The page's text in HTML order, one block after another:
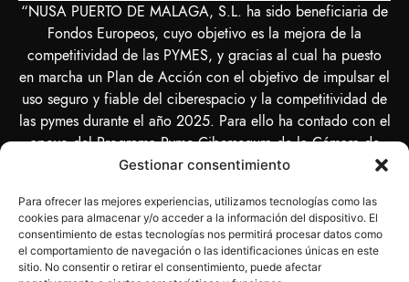
Gestionar consentimiento
Para ofrecer las mejores experiencias, utilizamos tecnologías como las
cookies para almacenar y/o acceder a la información del dispositivo. El
consentimiento de estas tecnologías nos permitirá procesar datos como
el comportamiento de navegación o las identificaciones únicas en este
sitio. No consentir o retirar el consentimiento, puede afectar
“NUSA PUERTO DE MALAGA, S.L. ha sido beneficiaria de
Fondos Europeos, cuyo objetivo es la mejora de la
competitividad de las PYMES, y gracias al cual ha puesto
en marcha un Plan de Acción con el objetivo de impulsar el
uso seguro y fiable del ciberespacio y la competitividad de
las pymes durante el año 2025. Para ello ha contado con el
apoyo del Programa Pyme Cibersegura de la Cámara de
Comercio de Málaga. #EuropaSeSiente”
“NUSA PUERTO DE MALAGA SL ha sido beneficiaria del